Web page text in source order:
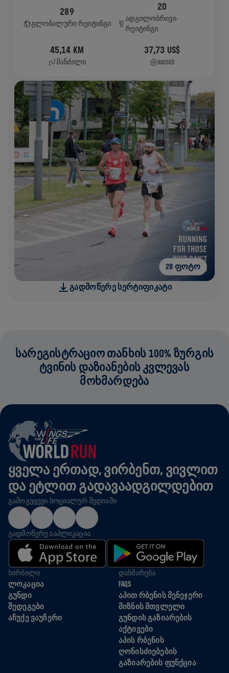
289
ᲒᲚᲝᲑᲐᲚᲣᲠᲘ ᲠᲔᲘᲢᲘᲜᲒᲘ
20
ᲐᲓᲒᲘᲚᲝᲑᲠᲘᲕᲘ
ᲠᲔᲘᲢᲘᲜᲒᲘ
45,14 KM
ᲛᲐᲜᲫᲘᲚᲘ
37,73 US$
RAISED
28 ᲤᲝᲢᲝ
ᲒᲐᲓᲛᲝᲬᲔᲠᲔ ᲡᲔᲠᲢᲘᲤᲘᲙᲐᲢᲘ
ᲡᲐᲠᲔᲒᲘᲡᲢᲠᲐᲪᲘᲝ ᲗᲐᲜᲮᲘᲡ 100% ᲖᲣᲠᲒᲘᲡ
ᲢᲕᲘᲜᲘᲡ ᲓᲐᲖᲘᲐᲜᲔᲑᲘᲡ ᲙᲕᲚᲔᲕᲐᲡ
ᲛᲝᲮᲛᲐᲠᲓᲔᲑᲐ
ᲧᲕᲔᲚᲐ ᲔᲠᲗᲐᲓ, ᲕᲘᲠᲑᲔᲜᲗ, ᲕᲘᲕᲚᲘᲗ
ᲓᲐ ᲔᲢᲚᲘᲗ ᲒᲐᲓᲐᲕᲐᲐᲓᲒᲘᲚᲓᲔᲑᲘᲗ
ᲒᲐᲛᲝᲒᲕᲧᲔᲕᲘ ᲡᲝᲪᲘᲐᲚᲣᲠ ᲛᲔᲓᲘᲐᲨᲘ
ᲒᲐᲓᲛᲝᲬᲔᲠᲔ ᲐᲐᲞᲚᲘᲙᲐᲪᲘᲐ
ᲡᲘᲠᲑᲘᲚᲘ
ᲚᲝᲙᲐᲪᲘᲐ
ᲒᲣᲜᲓᲘ
ᲨᲔᲓᲔᲒᲔᲑᲘ
ᲐᲩᲣᲥᲔ ᲕᲐᲣᲩᲔᲠᲘ
ᲓᲐᲮᲛᲐᲠᲔᲑᲐ
FAQS
ᲐᲞᲘᲗ ᲠᲑᲔᲜᲘᲡ ᲛᲔᲜᲔᲯᲔᲠᲘ
ᲛᲘᲖᲜᲘᲡ ᲛᲗᲕᲚᲔᲚᲘ
ᲒᲣᲜᲓᲘᲡ ᲒᲐᲖᲘᲐᲠᲔᲑᲘᲡ
ᲐᲥᲢᲘᲕᲔᲑᲘ
ᲐᲞᲘᲡ ᲠᲑᲔᲜᲘᲡ
ᲦᲝᲜᲘᲡᲫᲘᲔᲑᲔᲑᲘᲡ
ᲒᲐᲖᲘᲐᲠᲔᲑᲘᲡ ᲤᲣᲜᲥᲪᲘᲐ